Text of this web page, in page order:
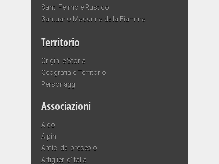
Santi Fermo e Rustico
Santuario Madonna della Fiamma
Territorio
Origini e Storia
Geografia e Territorio
Personaggi
Associazioni
Aido
Alpini
Amici del presepio
Artiglieri d’Italia